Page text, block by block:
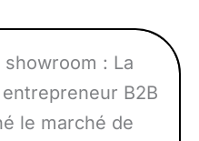
showroom : La
B2B
le marché de